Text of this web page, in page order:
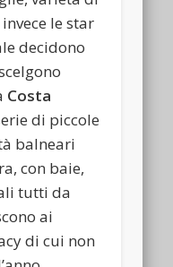
le star
decidono
Costa
di piccole
balneari
con baie,
tutti da
ai
di cui non